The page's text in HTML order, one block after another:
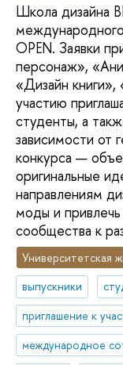
Школа дизайна
OPEN. Заявки
персонаж»,
«Дизайн
участию
студенты, а
зависимости от
конкурса —
оригинальные
направлениям
моды и
сообщества к
Университетская
выпускники
приглашение к
международное